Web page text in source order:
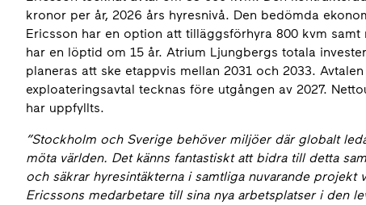
kronor per år, 2026 års hyresnivå. Den bedömda
Ericsson har en option att tilläggsförhyra 800 kvm
har en löptid om 15 år. Atrium Ljungbergs totala
planeras att ske etappvis mellan 2031 och 2033.
exploateringsavtal tecknas före utgången av 2027.
har uppfyllts.
”Stockholm och Sverige behöver miljöer där globalt
möta världen. Det känns fantastiskt att bidra till detta
och säkrar hyresintäkterna i samtliga nuvarande projekt
Ericssons medarbetare till sina nya arbetsplatser i den